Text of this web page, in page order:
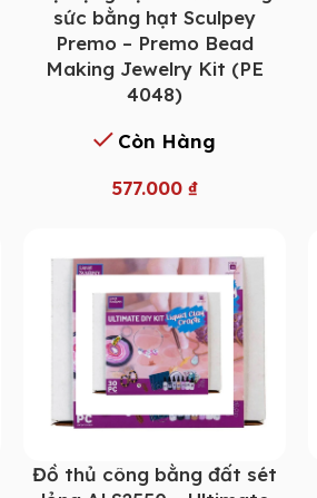
sức bằng hạt Sculpey
Premo – Premo Bead
Making Jewelry Kit (PE
4048)
Còn Hàng
577.000 ₫
Đồ thủ công bằng đất sét